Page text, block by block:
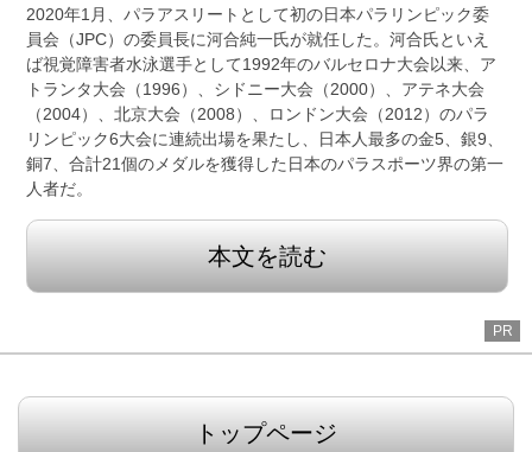
2020年1月、パラアスリートとして初の日本パラリンピック委
員会（JPC）の委員長に河合純一氏が就任した。河合氏といえ
ば視覚障害者水泳選手として1992年のバルセロナ大会以来、ア
トランタ大会（1996）、シドニー大会（2000）、アテネ大会
（2004）、北京大会（2008）、ロンドン大会（2012）のパラ
リンピック6大会に連続出場を果たし、日本人最多の金5、銀9、
銅7、合計21個のメダルを獲得した日本のパラスポーツ界の第一
人者だ。
本文を読む
PR
トップページ